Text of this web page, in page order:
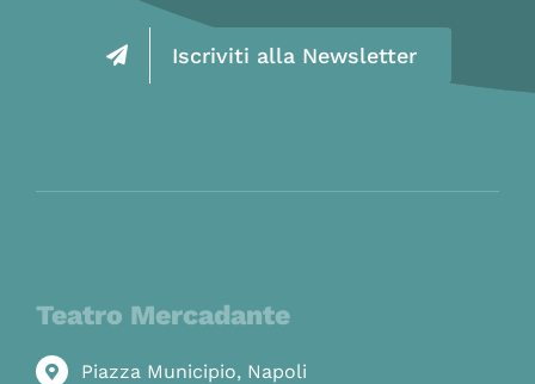
Iscriviti alla Newsletter
Teatro Mercadante
Piazza Municipio, Napoli